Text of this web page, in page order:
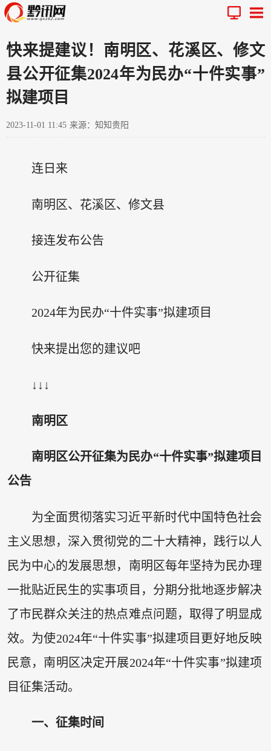
快来提建议！南明区、花溪区、修文
县公开征集2024年为民办“十件实事”
拟建项目
2023-11-01 11:45 来源：知知贵阳
连日来
南明区、花溪区、修文县
接连发布公告
公开征集
2024年为民办“十件实事”拟建项目
快来提出您的建议吧
↓↓↓
南明区
南明区公开征集为民办“十件实事”拟建项目
公告
为全面贯彻落实习近平新时代中国特色社会
主义思想，深入贯彻党的二十大精神，践行以人
民为中心的发展思想，南明区每年坚持为民办理
一批贴近民生的实事项目，分期分批地逐步解决
了市民群众关注的热点难点问题，取得了明显成
效。为使2024年“十件实事”拟建项目更好地反映
民意，南明区决定开展2024年“十件实事”拟建项
目征集活动。
一、征集时间